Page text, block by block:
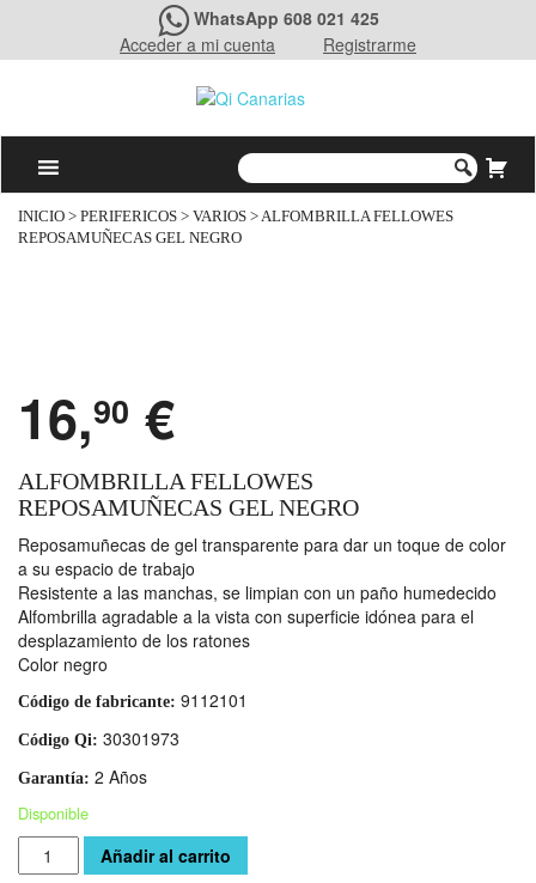
WhatsApp 608 021 425
Acceder a mi cuenta
Registrarme
INICIO > PERIFERICOS > VARIOS > ALFOMBRILLA FELLOWES
REPOSAMUÑECAS GEL NEGRO
16,90 €
ALFOMBRILLA FELLOWES
REPOSAMUÑECAS GEL NEGRO
Reposamuñecas de gel transparente para dar un toque de color
a su espacio de trabajo
Resistente a las manchas, se limpian con un paño humedecido
Alfombrilla agradable a la vista con superficie idónea para el
desplazamiento de los ratones
Color negro
Código de fabricante: 9112101
Código Qi: 30301973
Garantía: 2 Años
Disponible
Cantidad Añadir al carrito